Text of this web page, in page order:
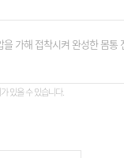
을 가해 접착시켜 완성한 몸통
있을 수 있습니다.